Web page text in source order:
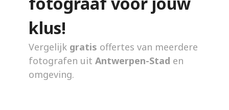
klus!
Vergelijk gratis offertes van meerdere
fotografen uit Antwerpen-Stad en
omgeving.